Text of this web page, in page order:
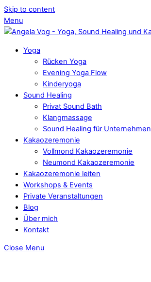
Skip to content
Menu
Yoga
Rücken Yoga
Evening Yoga Flow
Kinderyoga
Sound Healing
Privat Sound Bath
Klangmassage
Sound Healing für Unternehmen
Kakaozeremonie
Vollmond Kakaozeremonie
Neumond Kakaozeremonie
Kakaozeremonie leiten
Workshops & Events
Private Veranstaltungen
Blog
Über mich
Kontakt
Close Menu